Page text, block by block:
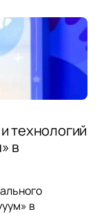
технологий
в
в